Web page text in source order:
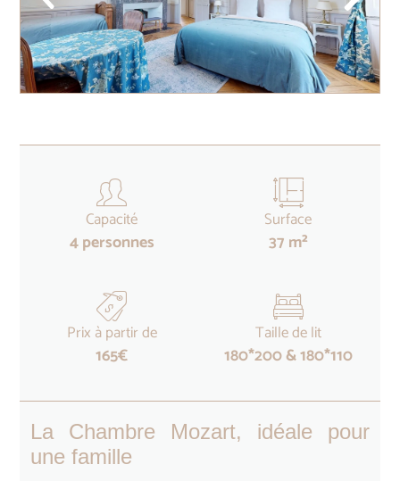
Capacité
4 personnes
Surface
37 m²
Prix à partir de
165€
Taille de lit
180*200 & 180*110
La Chambre Mozart, idéale pour
une famille